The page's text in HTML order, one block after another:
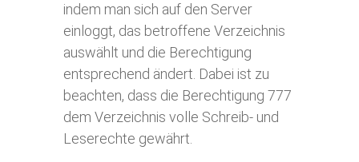
indem man sich auf den Server
einloggt, das betroffene Verzeichnis
auswählt und die Berechtigung
entsprechend ändert. Dabei ist zu
beachten, dass die Berechtigung 777
dem Verzeichnis volle Schreib- und
Leserechte gewährt.